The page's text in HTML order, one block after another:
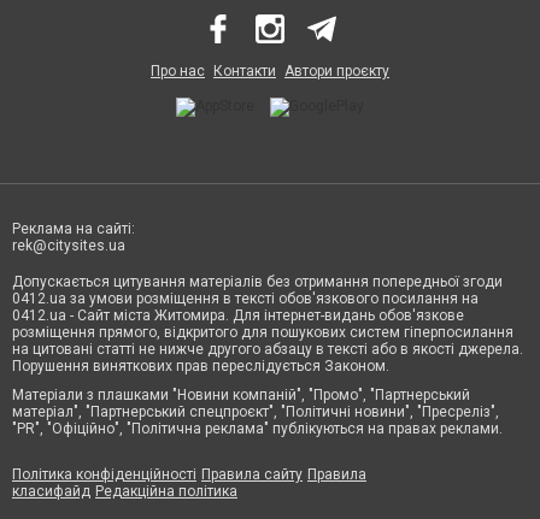
Про нас Контакти Автори проєкту
Реклама на сайті:
rek@citysites.ua
Допускається цитування матеріалів без отримання попередньої згоди
0412.ua за умови розміщення в тексті обов'язкового посилання на
0412.ua - Сайт міста Житомира. Для інтернет-видань обов'язкове
розміщення прямого, відкритого для пошукових систем гіперпосилання
на цитовані статті не нижче другого абзацу в тексті або в якості джерела.
Порушення виняткових прав переслідується Законом.
Матеріали з плашками "Новини компаній", "Промо", "Партнерський
матеріал", "Партнерський спецпроєкт", "Політичні новини", "Пресреліз",
"PR", "Офіційно", "Політична реклама" публікуються на правах реклами.
Політика конфіденційності Правила сайту Правила
класифайд Редакційна політика